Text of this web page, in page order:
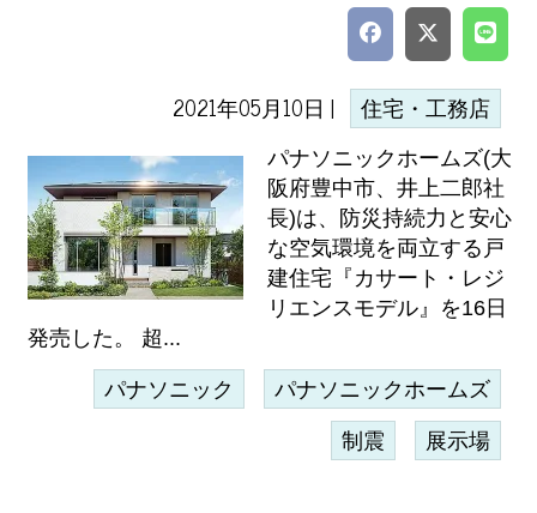
2021年05月10日 | 住宅・工務店
パナソニックホームズ(大
阪府豊中市、井上二郎社
長)は、防災持続力と安心
な空気環境を両立する戸
建住宅『カサート・レジ
リエンスモデル』を16日
発売した。 超...
パナソニック パナソニックホームズ
制震 展示場